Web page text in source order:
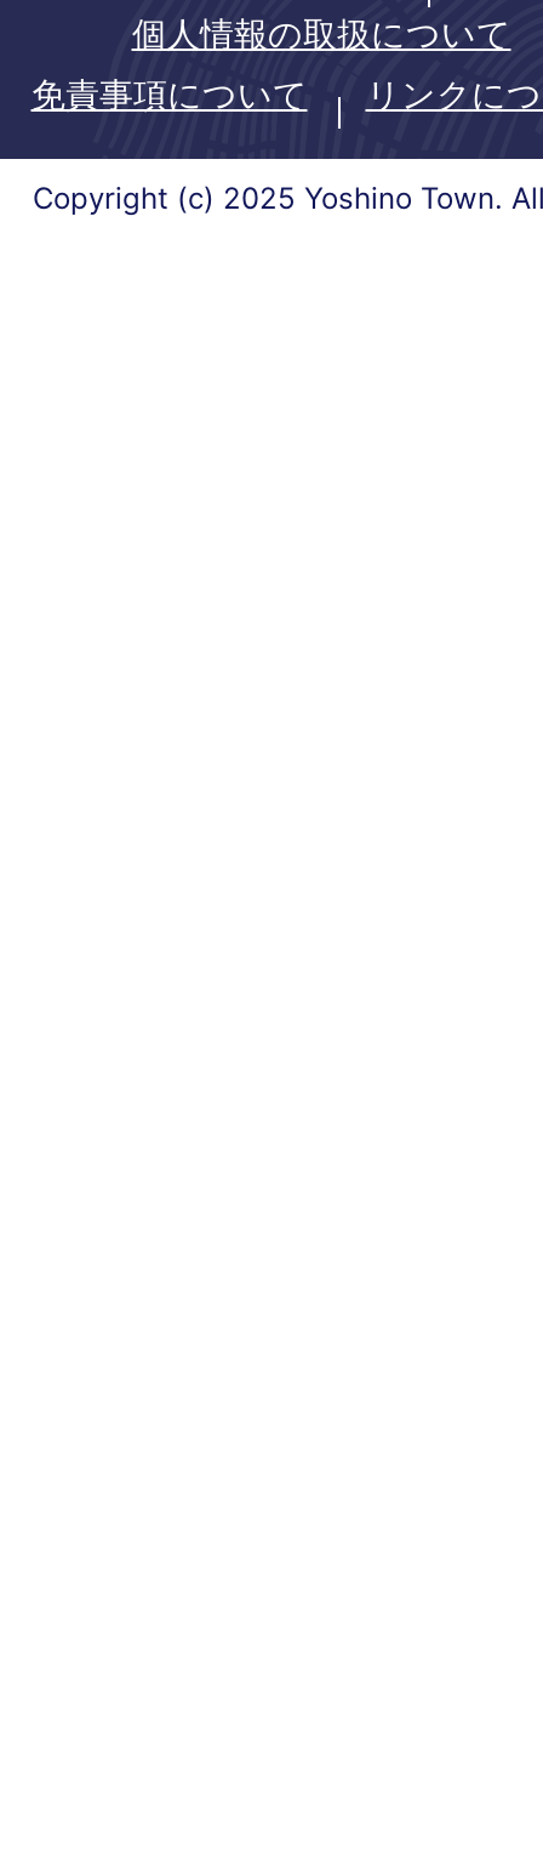
個人情報の取扱について
免責事項について
リンクに
Copyright (c) 2025 Yoshino Town.